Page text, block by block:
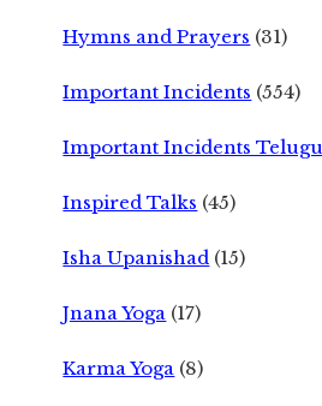
Hymns and Prayers (31)
Important Incidents (554)
Important Incidents Telugu
Inspired Talks (45)
Isha Upanishad (15)
Jnana Yoga (17)
Karma Yoga (8)